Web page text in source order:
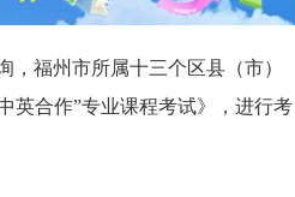
福州市所属十三个区县（市）
英合作”专业课程考试》，进行考